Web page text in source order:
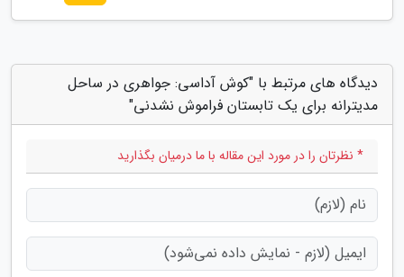
دیدگاه های مرتبط با "کوش آداسی: جواهری در ساحل
مدیترانه برای یک تابستان فراموش نشدنی"
* نظرتان را در مورد این مقاله با ما درمیان بگذارید